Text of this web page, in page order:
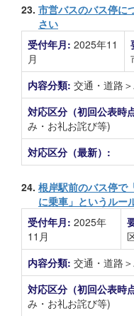
23. 市営バスのバス停に
さい
受付年月: 2025年11
月
内容分類: 交通・道路
対応区分（初回公表時
み・お礼お詫び等)
対応区分（最新）:
24. 根岸駅前のバス停で
に乗車」というルー
受付年月: 2025年
11月
内容分類: 交通・道路
対応区分（初回公表時
み・お礼お詫び等)